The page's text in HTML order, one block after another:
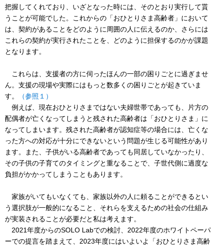
把握してくれており、いざとなった時には、そのとおり実行して貰
うことが可能でした。これからの「おひとりさま高齢者」において
は、契約があることをどのように周囲の人に伝えるのか、さらには
これらの契約が実行されたことを、どのように担保するのかが課題
となります。
これらは、支援者の方に伺ったほんの一部の困りごとに過ぎませ
ん。支援の現場や実際にはもっと数多くの困りごとが起きていま
す。
（参照１）
例えば、現在おひとりさまではない夫婦世帯であっても、片方の
配偶者が亡くなってしまうと残された高齢者は「おひとりさま」に
なってしまいます。残された高齢者が認知症等の場合には、亡くな
った方への対応が十分にできないという問題が生じる可能性があり
ます。また、子供がいる高齢者であっても同居していなかったり、
その子供の子育てのタイミングと重なることで、子世代側に過度な
負担がかかってしまうこともあります。
家族がいてもいなくても、家族以外の人に頼ることができるとい
う選択肢が一般的になること、それらを支えるための社会の仕組み
が実装されることが必要だと私は考えます。
2021年度からのSOLO Labでの検討、2022年度のホワイトペーパ
ーでの提言を踏まえて、2023年度にはいよいよ「おひとりさま高齢